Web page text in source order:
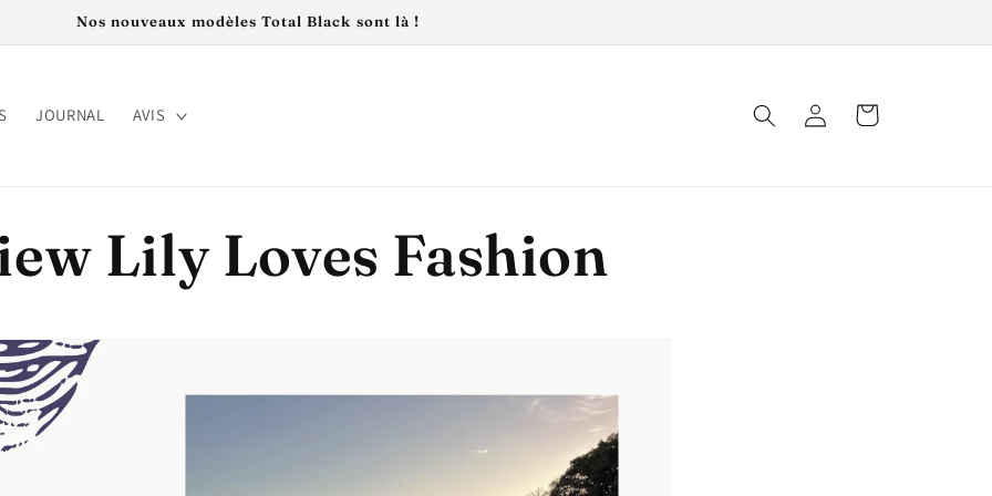
Nos nouveaux modèles Total Black sont là !
JOURNAL AVIS Connexion Panier
Lily Loves Fashion